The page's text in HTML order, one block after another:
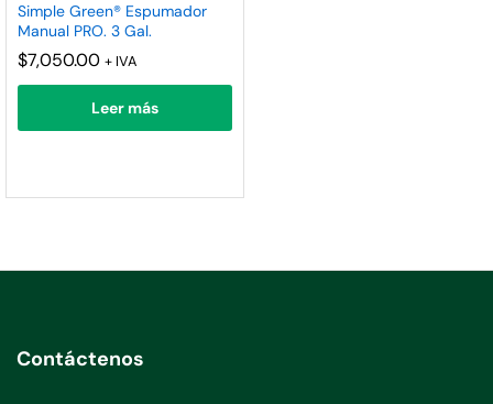
Simple Green® Espumador
Manual PRO. 3 Gal.
$7,050.00 + IVA
Leer más
Contáctenos